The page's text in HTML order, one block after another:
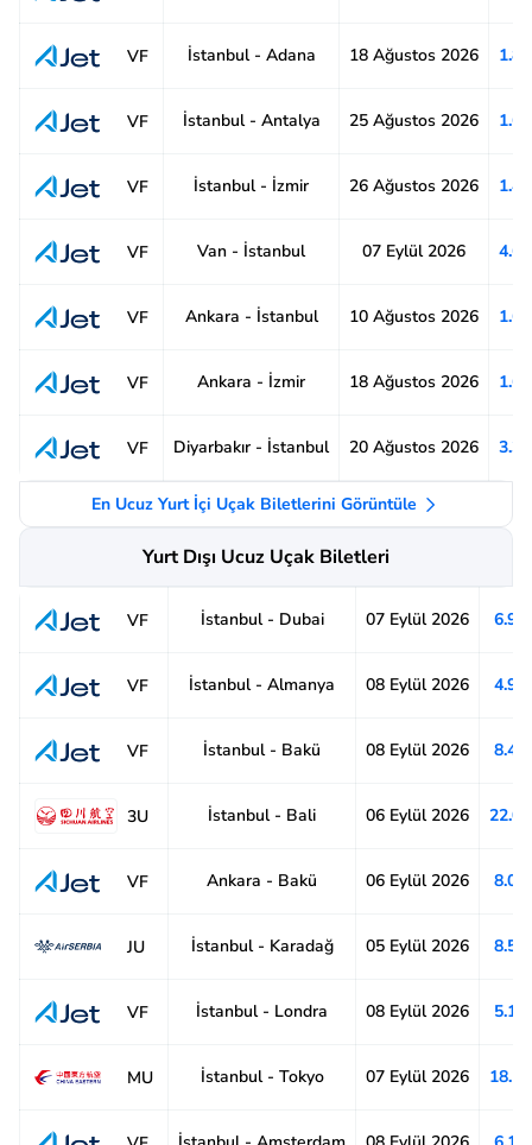
VF İstanbul - Adana 18 Ağustos 2026
VF İstanbul - Antalya 25 Ağustos 2026
VF İstanbul - İzmir 26 Ağustos 2026
VF Van - İstanbul 07 Eylül 2026
VF Ankara - İstanbul 10 Ağustos 2026
VF Ankara - İzmir 18 Ağustos 2026
VF Diyarbakır - İstanbul 20 Ağustos 2026
En Ucuz Yurt İçi Uçak Biletlerini Görüntüle
Yurt Dışı Ucuz Uçak Biletleri
VF İstanbul - Dubai 07 Eylül 2026
VF İstanbul - Almanya 08 Eylül 2026
VF İstanbul - Bakü 08 Eylül 2026
3U İstanbul - Bali 06 Eylül 2026
VF Ankara - Bakü 06 Eylül 2026
JU İstanbul - Karadağ 05 Eylül 2026
VF İstanbul - Londra 08 Eylül 2026
MU İstanbul - Tokyo 07 Eylül 2026